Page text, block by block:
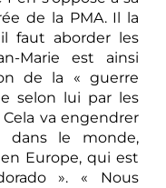
de la PMA. Il la
faut aborder les
Marie est ainsi
de la « guerre
selon lui par les
va engendrer
dans le monde,
Europe, qui est
». « Nous